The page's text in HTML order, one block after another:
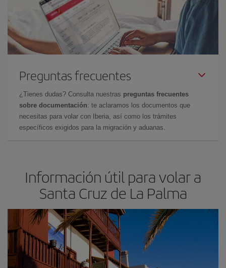
Preguntas frecuentes
¿Tienes dudas? Consulta nuestras preguntas frecuentes
sobre documentación: te aclaramos los documentos que
necesitas para volar con Iberia, así como los trámites
específicos exigidos para la migración y aduanas.
Información útil para volar a
Santa Cruz de La Palma